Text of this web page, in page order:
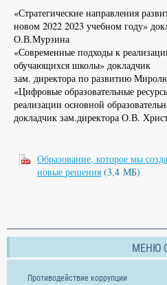
«Стратегические направления
новом 2022 2023 учебном году»
О.В.Мурзина
«Современные подходы к
обучающихся школы» докладчик
зам. директора по развитию
«Цифровые образовательные
реализации основной
докладчик зам.директора О.В.
Образование, которое мы
новые решения (3,4 МБ)
МЕНЮ
Противодействие коррупции